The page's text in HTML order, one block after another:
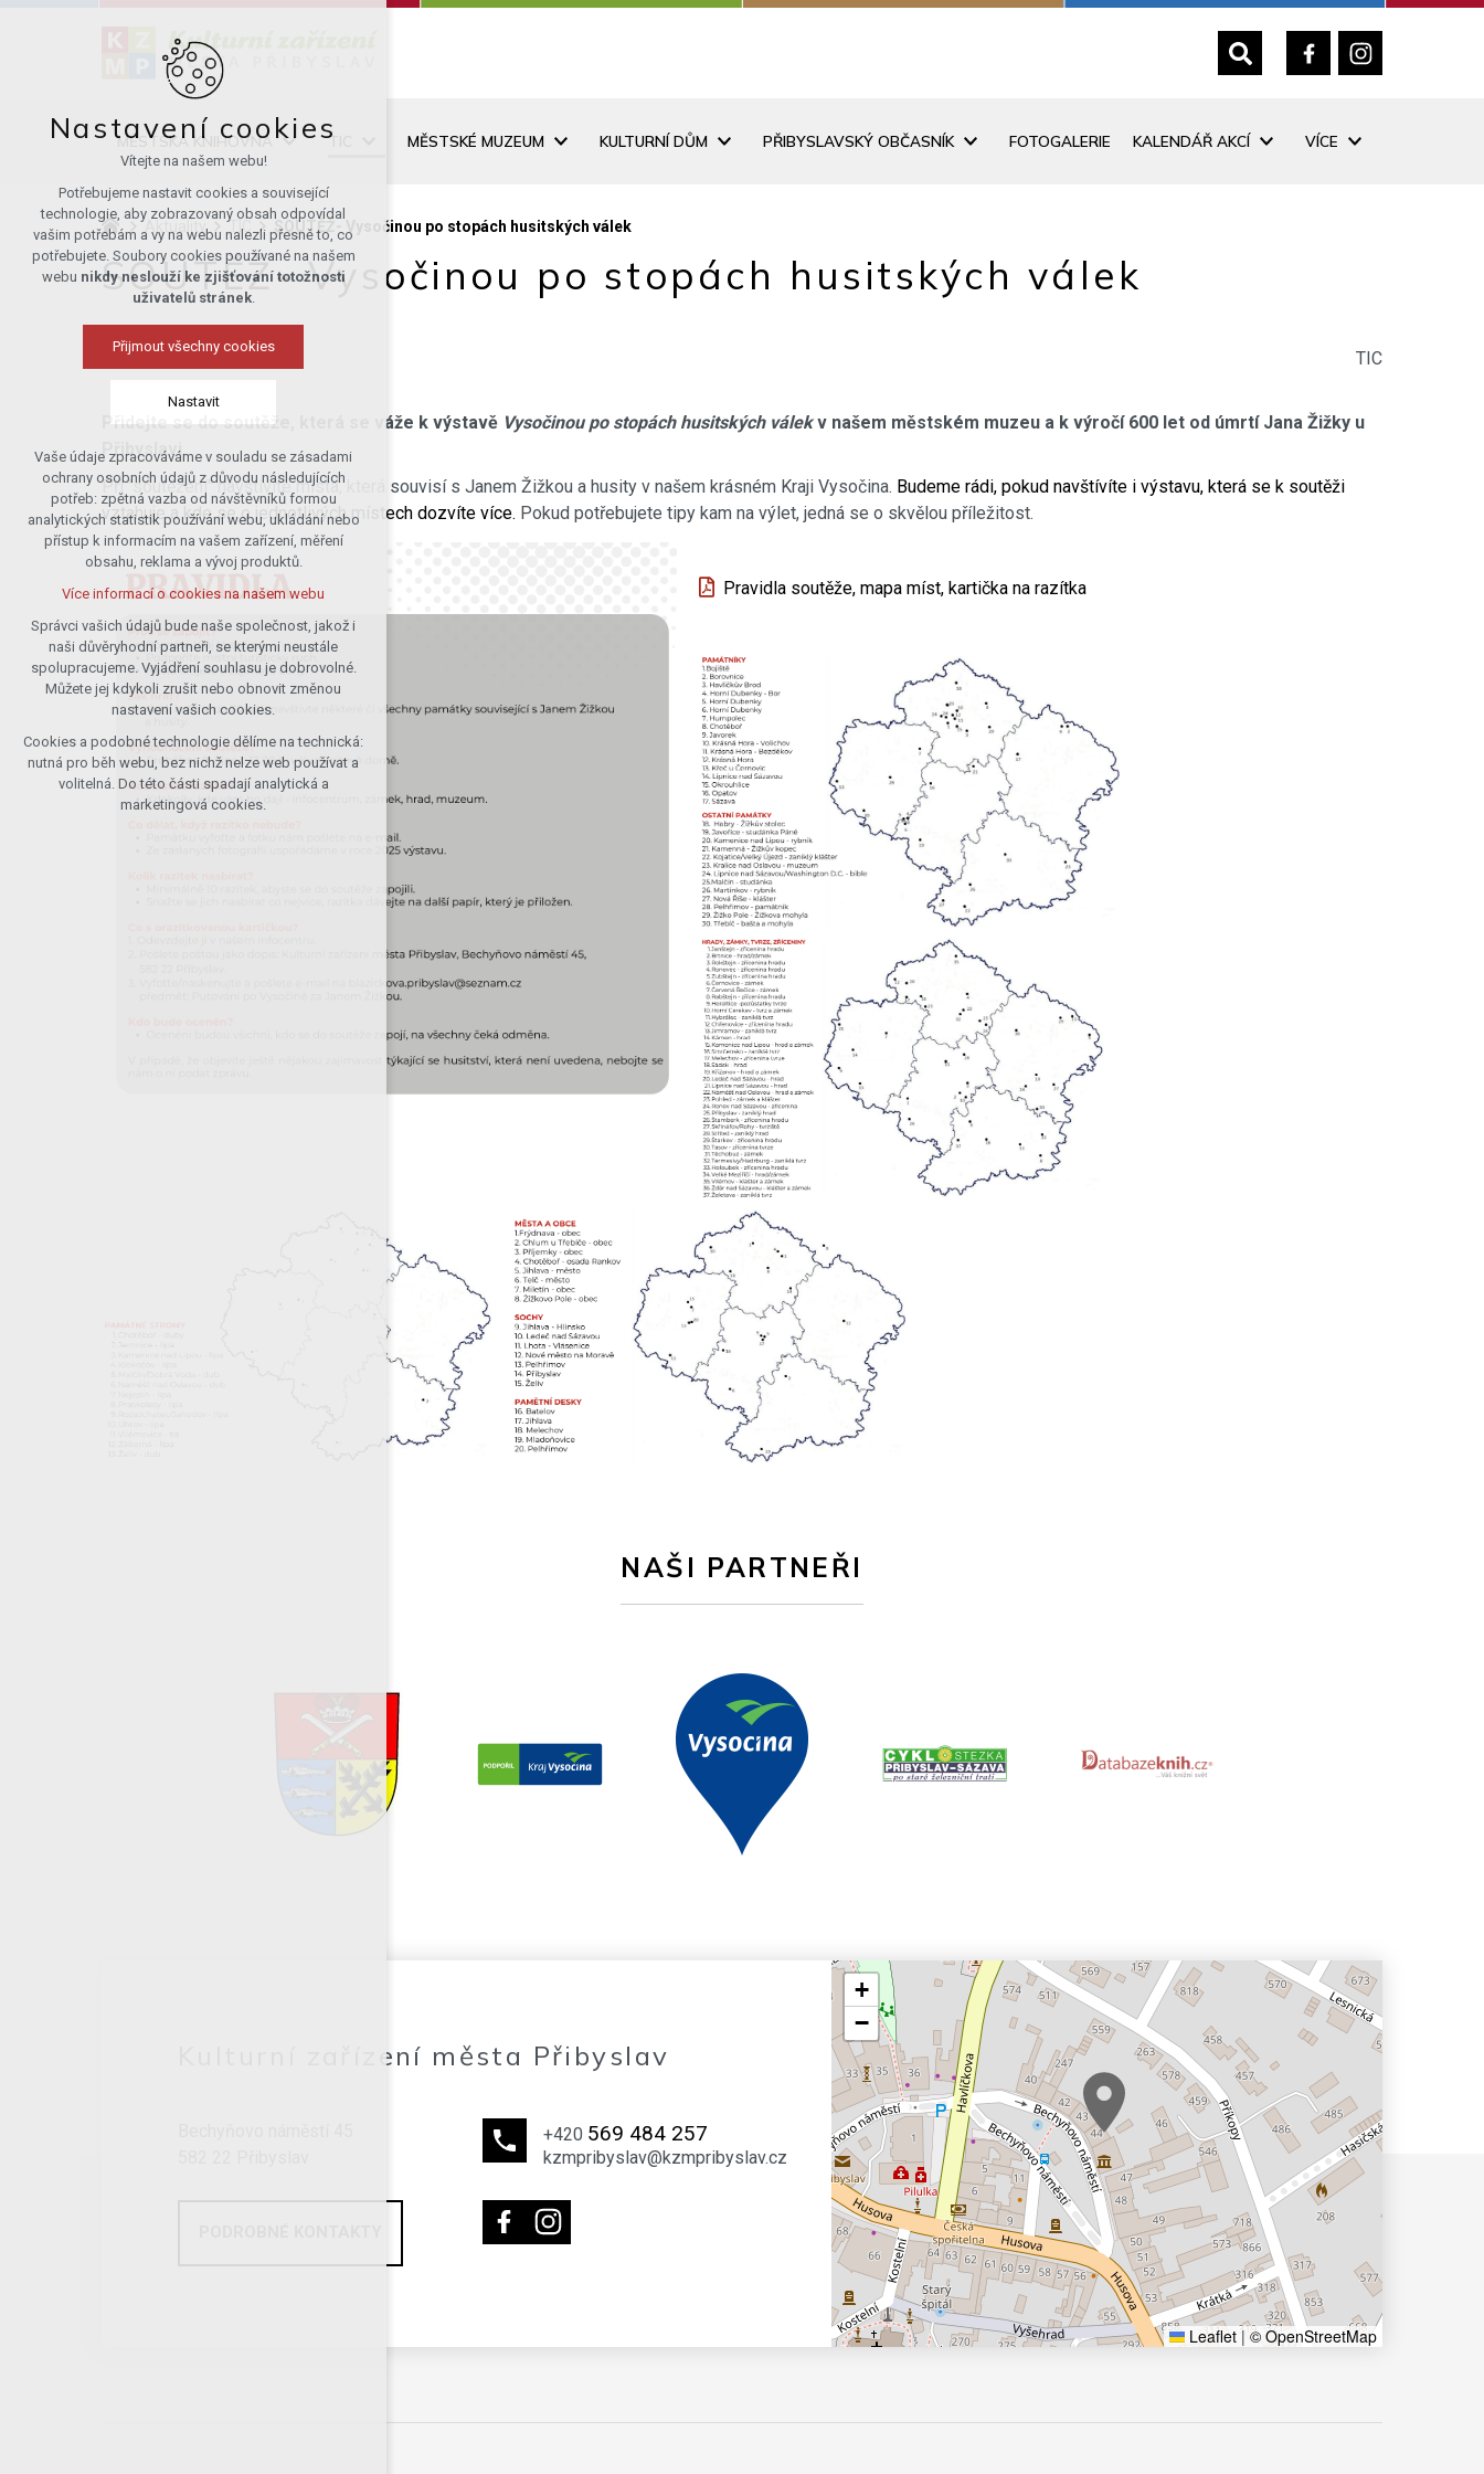
MĚSTSKÁ KNIHOVNA TIC MĚSTSKÉ MUZEUM KULTURNÍ DŮM PŘIBYSLAVSKÝ OBČASNÍK FOTOGALERIE KALENDÁŘ AKCÍ VÍCE
Aktuality TIC SOUTĚŽ- Vysočinou po stopách husitských válek
SOUTĚŽ- Vysočinou po stopách husitských válek
TIC
Přidejte se do soutěže, která se váže k výstavě Vysočinou po stopách husitských válekv našem městském muzeu a k výročí 600 let od úmrtí Jana Žižky u
Přibyslavi.
Při "soutěžení" navštívíte místa, která souvisí s Janem Žižkou a husity v našem krásném Kraji Vysočina. Budeme rádi, pokud navštívíte i výstavu, která se k soutěži
vztahuje a kde se o jednotlivých místech dozvíte více. Pokud potřebujete tipy kam na výlet, jedná se o skvělou příležitost.
Pravidla soutěže, mapa míst, kartička na razítka
NAŠI PARTNEŘI
Kulturní zařízení města Přibyslav
+420 569 484 257
kzmpribyslav@kzmpribyslav.cz
+
−
Leaflet | © OpenStreetMap
Nastavení cookies
Vítejte na našem webu!
Potřebujeme nastavit cookies a související
technologie, aby zobrazovaný obsah odpovídal
vašim potřebám a vy na webu nalezli přesně to, co
potřebujete. Soubory cookies používané na našem
webu nikdy neslouží ke zjišťování totožnosti
uživatelů stránek.
Přijmout všechny cookies
Nastavit
Technická cookies
nutná pro provozování webu
udržení kontextu stránek (session):
případná přihlášení, volby jazyka, apod.
Volitelná cookies
analytická pro anonymizované
vyhodnocení návštěvnosti
marketingová cookies (Google)
Více informací o cookies na našem webu
Přijmout všechny cookies
Odmítnout vše
Vaše údaje zpracováváme v souladu se zásadami
ochrany osobních údajů z důvodu následujících
potřeb: zpětná vazba od návštěvníků formou
analytických statistik používání webu, ukládání nebo
přístup k informacím na vašem zařízení, měření
obsahu, reklama a vývoj produktů.
Více informací o cookies na našem webu
Správci vašich údajů bude naše společnost, jakož i
naši důvěryhodní partneři, se kterými neustále
spolupracujeme. Vyjádření souhlasu je dobrovolné.
Můžete jej kdykoli zrušit nebo obnovit změnou
nastavení vašich cookies.
Cookies a podobné technologie dělíme na technická:
nutná pro běh webu, bez nichž nelze web používat a
volitelná. Do této části spadají analytická a
marketingová cookies.